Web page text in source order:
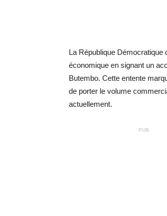
La République Démocratique
économique en signant un
Butembo. Cette entente
de porter le volume
actuellement.
PUB